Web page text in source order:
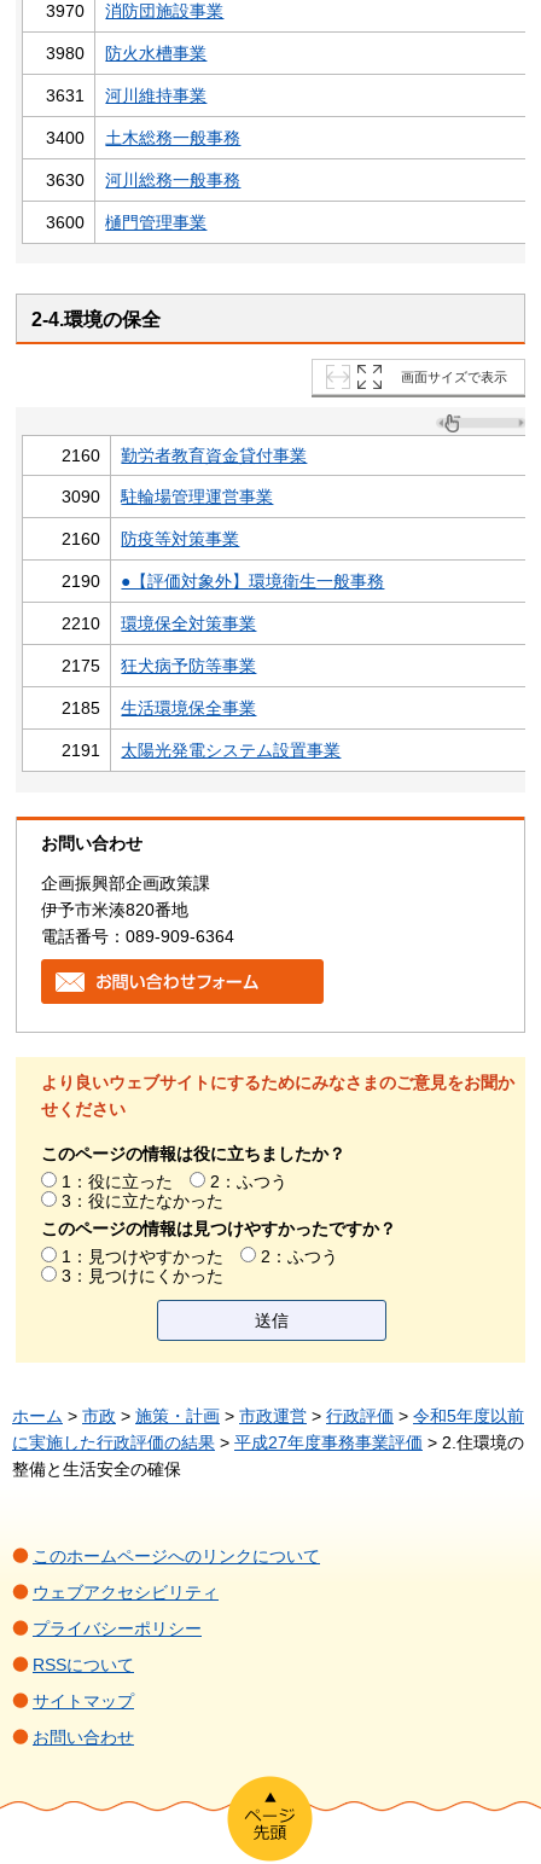
3970 消防団施設事業
3980 防火水槽事業
3631 河川維持事業
3400 土木総務一般事務
3630 河川総務一般事務
3600 樋門管理事業
2-4.環境の保全
画面サイズで表示
2160 勤労者教育資金貸付事業
3090 駐輪場管理運営事業
2160 防疫等対策事業
2190 ●【評価対象外】環境衛生一般事務
2210 環境保全対策事業
2175 狂犬病予防等事業
2185 生活環境保全事業
2191 太陽光発電システム設置事業
お問い合わせ
企画振興部企画政策課
伊予市米湊820番地
電話番号：089-909-6364
より良いウェブサイトにするためにみなさまのご意見をお聞か
せください
このページの情報は役に立ちましたか？
1：役に立った
2：ふつう
3：役に立たなかった
このページの情報は見つけやすかったですか？
1：見つけやすかった
2：ふつう
3：見つけにくかった
ホーム > 市政 > 施策・計画 > 市政運営 > 行政評価 > 令和5年度以前
に実施した行政評価の結果 > 平成27年度事務事業評価 > 2.住環境の
整備と生活安全の確保
このホームページへのリンクについて
ウェブアクセシビリティ
プライバシーポリシー
RSSについて
サイトマップ
お問い合わせ